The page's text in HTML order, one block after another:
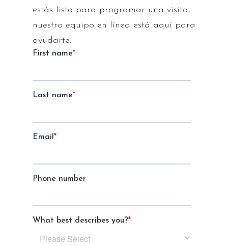
estás listo para programar una visita,
nuestro equipo en línea está aquí para
ayudarte.